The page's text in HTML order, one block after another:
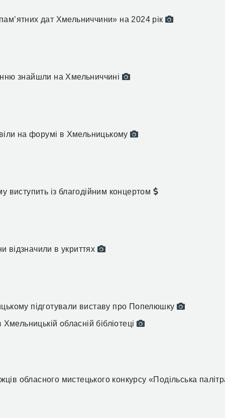
дат Хмельниччини» на 2024 рік
знайшли на Хмельниччині
на форумі в Хмельницькому
виступить із благодійним концертом
відзначили в укриттях
підготували виставу про Попелюшку
обласній бібліотеці
обласного мистецького конкурсу «Подільська